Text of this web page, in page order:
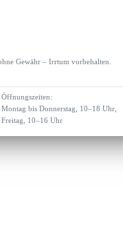
Gewähr – Irrtum vorbehalten.
Öffnungszeiten:
Montag bis Donnerstag, 10–18 Uhr,
Freitag, 10–16 Uhr